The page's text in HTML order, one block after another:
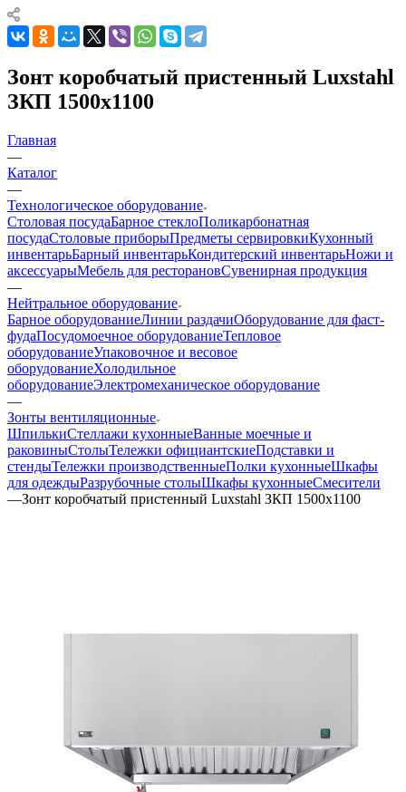
Зонт коробчатый пристенный Luxstahl
ЗКП 1500х1100
Главная
—
Каталог
—
Технологическое оборудование
Столовая посудаБарное стеклоПоликарбонатная
посудаСтоловые приборыПредметы сервировкиКухонный
инвентарьБарный инвентарьКондитерский инвентарьНожи и
аксессуарыМебель для ресторановСувенирная продукция
—
Нейтральное оборудование
Барное оборудованиеЛинии раздачиОборудование для фаст-
фудаПосудомоечное оборудованиеТепловое
оборудованиеУпаковочное и весовое
оборудованиеХолодильное
оборудованиеЭлектромеханическое оборудование
—
Зонты вентиляционные
ШпилькиСтеллажи кухонныеВанные моечные и
раковиныСтолыТележки официантскиеПодставки и
стендыТележки производственныеПолки кухонныеШкафы
для одеждыРазрубочные столыШкафы кухонныеСмесители
—Зонт коробчатый пристенный Luxstahl ЗКП 1500х1100